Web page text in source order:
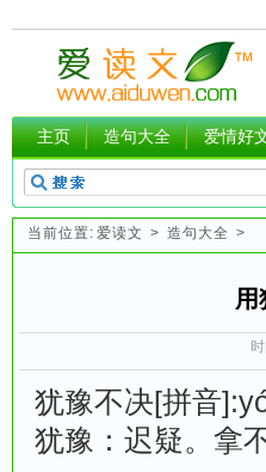
主页 造句大全 爱情好
当前位置: 爱读文 > 造句大全 >
用
犹豫不决[拼音
犹豫：迟疑。拿